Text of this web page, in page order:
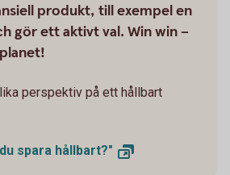
produkt, till exempel en
gör ett aktivt val. Win win –
perspektiv på ett hållbart
spara hållbart?"